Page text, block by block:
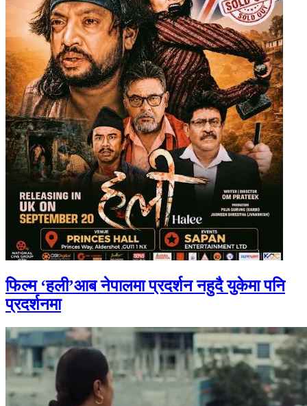
फिल्म ‘हली’आब नेपालमा प्रदर्शन नहुदै युकेमा पनि
प्रदर्शनमा